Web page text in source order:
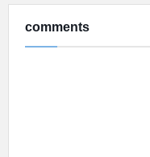
comments